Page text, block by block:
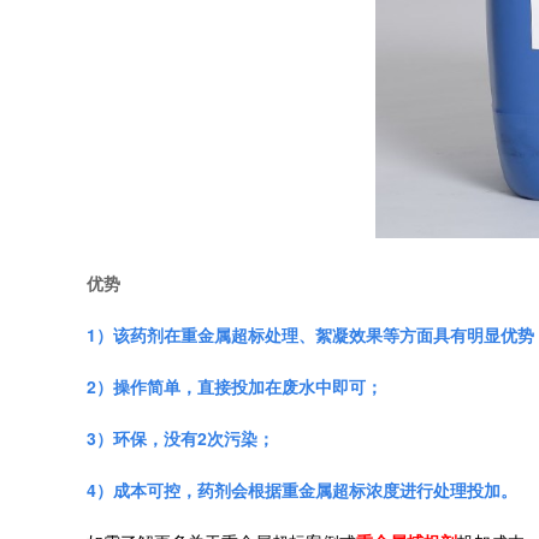
优势
1）该药剂在重金属超标处理、絮凝效果等方面具有明显优势
2）操作简单，直接投加在废水中即可；
3）环保，没有2次污染；
4）成本可控，药剂会根据重金属超标浓度进行处理投加。